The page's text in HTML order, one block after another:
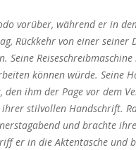
2014
2015
2016
Nr. 61
Nr. 62
vorüber, während er in
Rückkehr von einer
Seine
können würde. Seine
ihm der Page vor dem
stilvollen Handschrift.
und brachte
er in die Aktentasche und